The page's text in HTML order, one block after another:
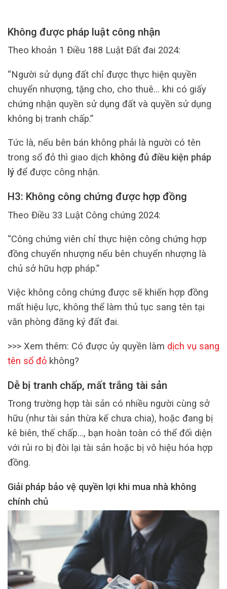
Không được pháp luật công nhận
Theo khoản 1 Điều 188 Luật Đất đai 2024:
“Người sử dụng đất chỉ được thực hiện quyền
chuyển nhượng, tặng cho, cho thuê… khi có giấy
chứng nhận quyền sử dụng đất và quyền sử dụng
không bị tranh chấp.”
Tức là, nếu bên bán không phải là người có tên
trong sổ đỏ thì giao dịch không đủ điều kiện pháp
lý để được công nhận.
H3: Không công chứng được hợp đồng
Theo Điều 33 Luật Công chứng 2024:
“Công chứng viên chỉ thực hiện công chứng hợp
đồng chuyển nhượng nếu bên chuyển nhượng là
chủ sở hữu hợp pháp.”
Việc không công chứng được sẽ khiến hợp đồng
mất hiệu lực, không thể làm thủ tục sang tên tại
văn phòng đăng ký đất đai.
>>> Xem thêm: Có được ủy quyền làm dịch vụ sang
tên sổ đỏ không?
Dễ bị tranh chấp, mất trắng tài sản
Trong trường hợp tài sản có nhiều người cùng sở
hữu (như tài sản thừa kế chưa chia), hoặc đang bị
kê biên, thế chấp…, bạn hoàn toàn có thể đối diện
với rủi ro bị đòi lại tài sản hoặc bị vô hiệu hóa hợp
đồng.
Giải pháp bảo vệ quyền lợi khi mua nhà không
chính chủ